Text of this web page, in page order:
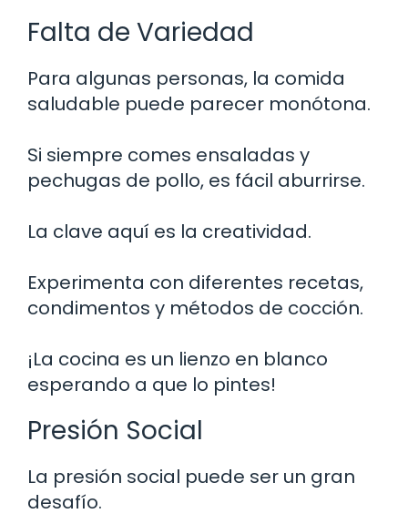
Falta de Variedad
Para algunas personas, la comida
saludable puede parecer monótona.
Si siempre comes ensaladas y
pechugas de pollo, es fácil aburrirse.
La clave aquí es la creatividad.
Experimenta con diferentes recetas,
condimentos y métodos de cocción.
¡La cocina es un lienzo en blanco
esperando a que lo pintes!
Presión Social
La presión social puede ser un gran
desafío.